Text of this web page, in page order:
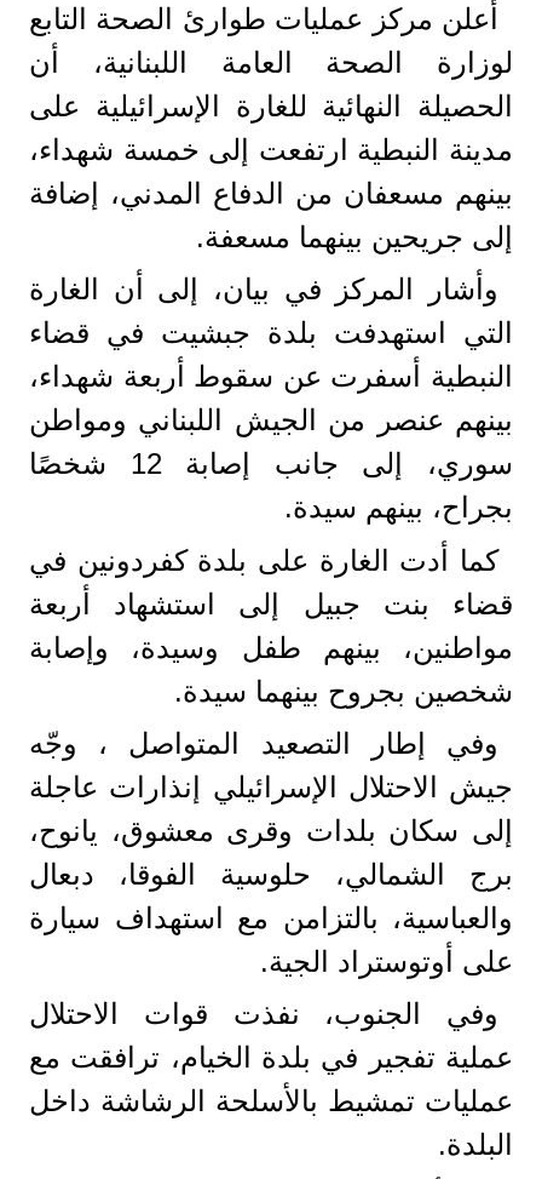
أعلن مركز عمليات طوارئ الصحة التابع
لوزارة الصحة العامة اللبنانية، أن
الحصيلة النهائية للغارة الإسرائيلية على
مدينة النبطية ارتفعت إلى خمسة شهداء،
بينهم مسعفان من الدفاع المدني، إضافة
إلى جريحين بينهما مسعفة.
وأشار المركز في بيان، إلى أن الغارة
التي استهدفت بلدة جبشيت في قضاء
النبطية أسفرت عن سقوط أربعة شهداء،
بينهم عنصر من الجيش اللبناني ومواطن
سوري، إلى جانب إصابة 12 شخصًا
بجراح، بينهم سيدة.
كما أدت الغارة على بلدة كفردونين في
قضاء بنت جبيل إلى استشهاد أربعة
مواطنين، بينهم طفل وسيدة، وإصابة
شخصين بجروح بينهما سيدة.
وفي إطار التصعيد المتواصل ، وجّه
جيش الاحتلال الإسرائيلي إنذارات عاجلة
إلى سكان بلدات وقرى معشوق، يانوح،
برج الشمالي، حلوسية الفوقا، دبعال
والعباسية، بالتزامن مع استهداف سيارة
على أوتوستراد الجية.
وفي الجنوب، نفذت قوات الاحتلال
عملية تفجير في بلدة الخيام، ترافقت مع
عمليات تمشيط بالأسلحة الرشاشة داخل
البلدة.